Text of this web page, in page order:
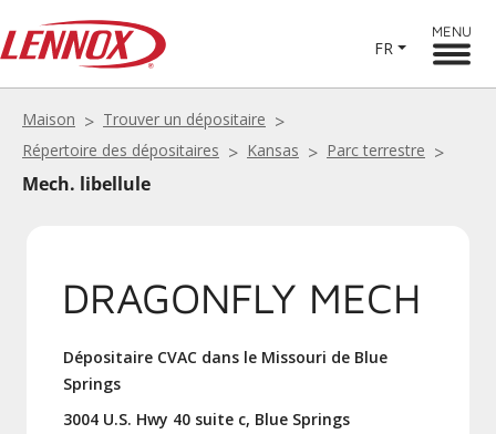
FR
MENU
Maison
Trouver un dépositaire
Répertoire des dépositaires
Kansas Parc terrestre
Mech. libellule
DRAGONFLY MECH
Dépositaire CVAC dans le Missouri de Blue
Springs
3004 U.S. Hwy 40 suite c, Blue Springs